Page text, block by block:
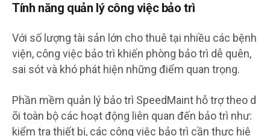
Tính năng quản lý công việc bảo trì
Với số lượng tài sản lớn cho thuê tại nhiều các bệnh
viện, công việc bảo trì khiến phòng bảo trì dễ quên,
sai sót và khó phát hiện những điểm quan trọng.
Phần mềm quản lý bảo trì SpeedMaint hỗ trợ theo d
õi toàn bộ các hoạt động liên quan đến bảo trì như:
kiểm tra thiết bị, các công việc bảo trì cần thực hiệ